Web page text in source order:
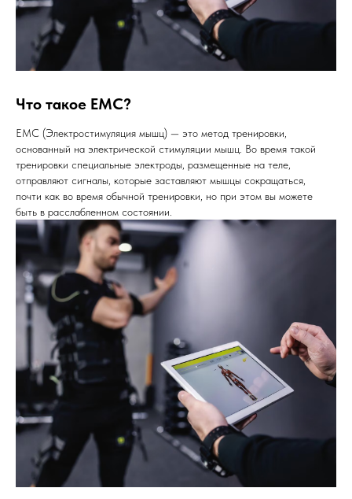
Что такое ЕМС?
ЕМС (Электростимуляция мышц) — это метод тренировки,
основанный на электрической стимуляции мышц. Во время такой
тренировки специальные электроды, размещенные на теле,
отправляют сигналы, которые заставляют мышцы сокращаться,
почти как во время обычной тренировки, но при этом вы можете
быть в расслабленном состоянии.